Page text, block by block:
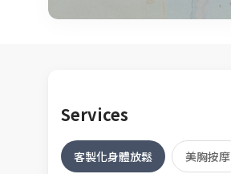
Services
客製化身體放鬆 美胸按摩